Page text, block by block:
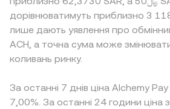
дорівнюватимуть приблизно 3
лише дають уявлення про
ACH, а точна сума може
коливань ринку.
За останні 7 днів ціна Alchemy
7,00%. За останні 24 години ціна